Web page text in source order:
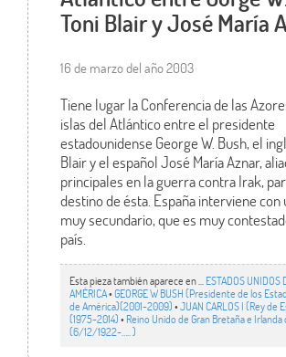
Toni Blair y José María
16 de marzo del año 2003
Tiene lugar la Conferencia de las
islas del Atlántico entre el presidente
estadounidense George W. Bush, el
Blair y el español José María Aznar,
principales en la guerra contra Irak,
destino de ésta. España interviene con
muy secundario, que es muy
país.
Esta pieza también aparece en ... ESTADOS UNIDOS
AMÉRICA•GEORGE W BUSH (Presidente de los
de América)(2001-2009)•JUAN CARLOS I (Rey de
(1975-2014)• Reino Unido de Gran Bretaña e
(6/12/1922-….. )